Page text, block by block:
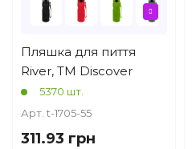
Пляшка для пиття
River, TM Discover
5370 шт.
Арт. t-1705-55
311.93 грн